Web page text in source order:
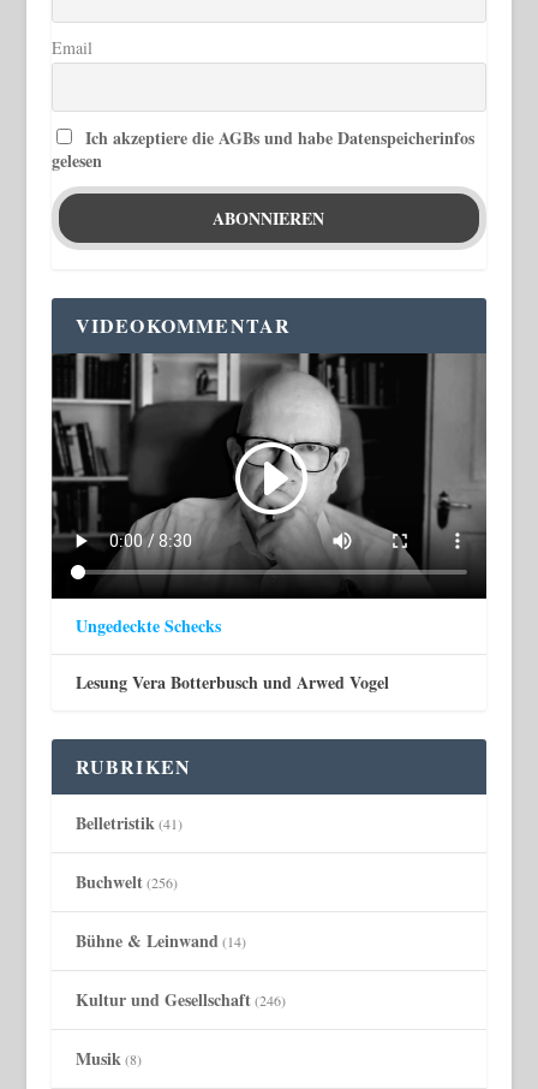
Email
Ich akzeptiere die AGBs und habe Datenspeicherinfos
gelesen
VIDEOKOMMENTAR
Ungedeckte Schecks
Lesung Vera Botterbusch und Arwed Vogel
RUBRIKEN
Belletristik (41)
Buchwelt(256)
Bühne & Leinwand (14)
Kultur und Gesellschaft(246)
Musik (8)